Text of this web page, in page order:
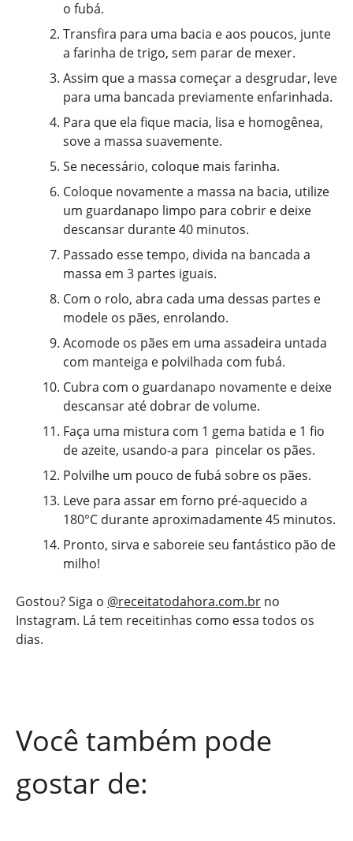
o fubá.
Transfira para uma bacia e aos poucos, junte
a farinha de trigo, sem parar de mexer.
Assim que a massa começar a desgrudar, leve
para uma bancada previamente enfarinhada.
Para que ela fique macia, lisa e homogênea,
sove a massa suavemente.
Se necessário, coloque mais farinha.
Coloque novamente a massa na bacia, utilize
um guardanapo limpo para cobrir e deixe
descansar durante 40 minutos.
Passado esse tempo, divida na bancada a
massa em 3 partes iguais.
Com o rolo, abra cada uma dessas partes e
modele os pães, enrolando.
Acomode os pães em uma assadeira untada
com manteiga e polvilhada com fubá.
Cubra com o guardanapo novamente e deixe
descansar até dobrar de volume.
Faça uma mistura com 1 gema batida e 1 fio
de azeite, usando-a para pincelar os pães.
Polvilhe um pouco de fubá sobre os pães.
Leve para assar em forno pré-aquecido a
180°C durante aproximadamente 45 minutos.
Pronto, sirva e saboreie seu fantástico pão de
milho!
Gostou? Siga o @receitatodahora.com.br no
Instagram. Lá tem receitinhas como essa todos os
dias.
Você também pode
gostar de: